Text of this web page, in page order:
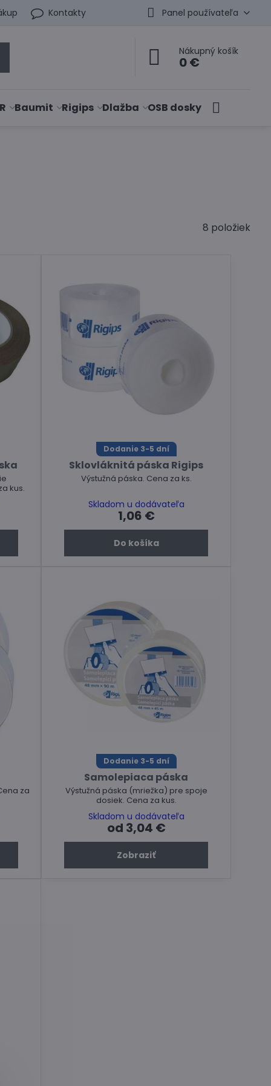
Kontakty Panel používateľa
Nákupný košík
0 €
Baumit Rigips Dlažba OSB dosky
8 položiek
kus.
Dodanie 3-5 dní
Sklovláknitá páska Rigips
Výstužná páska. Cena za ks.
Skladom u dodávateľa
1,06 €
Do košíka
za
Dodanie 3-5 dní
Samolepiaca páska
Výstužná páska (mriežka) pre spoje
dosiek. Cena za kus.
Skladom u dodávateľa
od 3,04 €
Zobraziť